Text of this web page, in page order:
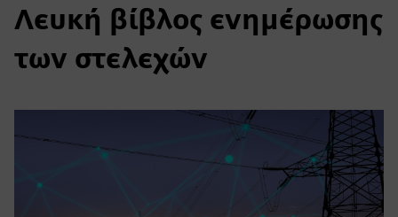
Λευκή βίβλος ενημέρωσης
των στελεχών